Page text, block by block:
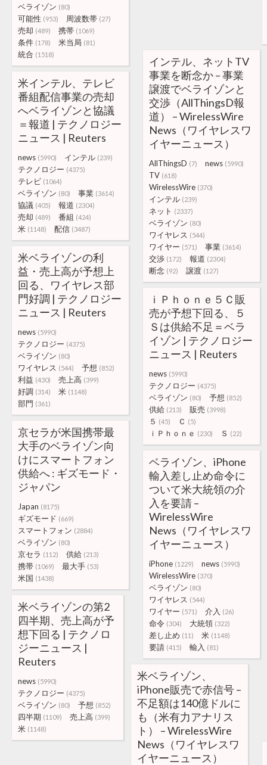
ベライゾン (80)
可能性 (953) 周波数帯 (27)
売却 (489) 携帯 (1069)
条件 (178) 米当局 (81)
統合 (1518)
インテル、ネットTV
事業を断念か – 事業
譲渡でベライゾンと
交渉（AllThingsD報
道） – WirelessWire
News（ワイヤレスワ
イヤーニュース）
AllThingsD (7) news (5990)
TV (618)
WirelessWire (370)
インテル (239)
ネット (2337)
ベライゾン (80)
ワイヤレス (544)
ワイヤー (571) 事業 (3614)
交渉 (172) 報道 (2304)
断念 (92) 譲渡 (127)
米インテル、テレビ
番組配信事業の売却
へベライゾンと協議
＝報道 | テクノロジー
ニュース | Reuters
news (5990) インテル (239)
テクノロジー (4375)
テレビ (1064)
ベライゾン (80) 事業 (3614)
協議 (405) 報道 (2304)
売却 (489) 番組 (424)
米 (1148) 配信 (3487)
米ベライゾンの利
益・売上高が予想上
回る、ワイヤレス部
門好調 | テクノロジー
ニュース | Reuters
news (5990)
テクノロジー (4375)
ベライゾン (80)
ワイヤレス (544) 予想 (852)
利益 (430) 売上高 (399)
好調 (314) 米 (1148)
部門 (361)
ｉＰｈｏｎｅ５Ｃ販
売が予想下回る、５
Ｓは供給不足＝ベラ
イゾン | テクノロジー
ニュース | Reuters
news (5990)
テクノロジー (4375)
ベライゾン (80) 予想 (852)
供給 (213) 販売 (3998)
５ (45) Ｃ (5)
ｉＰｈｏｎｅ (230) Ｓ (22)
京セラが米国携帯最
大手のベライゾン向
けにスマートフォン
供給へ : ギズモード・
ジャパン
Japan (8175)
ギズモード (669)
スマートフォン (2884)
ベライゾン (80)
京セラ (112) 供給 (213)
携帯 (1069) 最大手 (53)
米国 (1438)
ベライゾン、iPhone
輸入差し止め命令に
ついて米大統領の介
入を要請 –
WirelessWire
News（ワイヤレスワ
イヤーニュース）
iPhone (1229) news (5990)
WirelessWire (370)
ベライゾン (80)
ワイヤレス (544)
ワイヤー (571) 介入 (26)
命令 (304) 大統領 (322)
差し止め (11) 米 (1148)
要請 (415) 輸入 (81)
米ベライゾンの第2
四半期、売上高が予
想下回る | テクノロ
ジーニュース |
Reuters
news (5990)
テクノロジー (4375)
ベライゾン (80) 予想 (852)
四半期 (1109) 売上高 (399)
米 (1148)
米ベライゾン、
iPhone販売で赤信号 –
不足額は140億ドルに
も（米有力アナリス
ト） – WirelessWire
News（ワイヤレスワ
イヤーニュース）